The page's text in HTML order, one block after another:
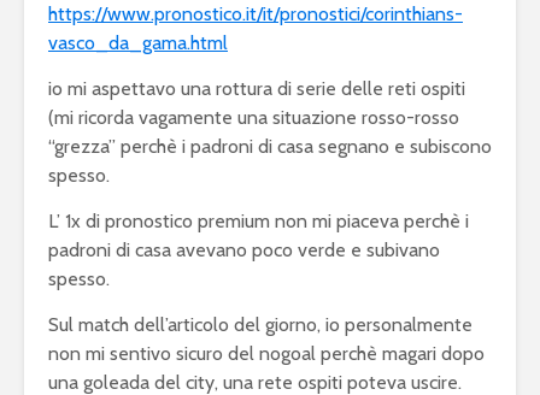
https://www.pronostico.it/it/pronostici/corinthians-
vasco_da_gama.html
io mi aspettavo una rottura di serie delle reti ospiti
(mi ricorda vagamente una situazione rosso-rosso
“grezza” perchè i padroni di casa segnano e subiscono
spesso.
L’ 1x di pronostico premium non mi piaceva perchè i
padroni di casa avevano poco verde e subivano
spesso.
Sul match dell’articolo del giorno, io personalmente
non mi sentivo sicuro del nogoal perchè magari dopo
una goleada del city, una rete ospiti poteva uscire.